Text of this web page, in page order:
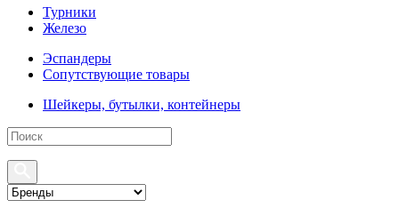
Турники
Железо
Эспандеры
Сопутствующие товары
Шейкеры, бутылки, контейнеры